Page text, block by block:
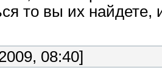
то вы их найдете,
08:40]